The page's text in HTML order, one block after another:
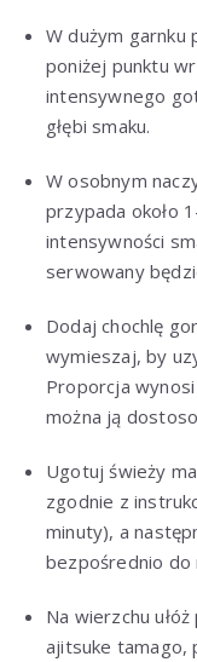
W dużym
poniżej punktu
intensywnego
głębi smaku.
W osobnym
przypada około
intensywności
serwowany
Dodaj chochlę
wymieszaj, by
Proporcja
można ją
Ugotuj świeży
zgodnie z
minuty), a
bezpośrednio do
Na wierzchu
ajitsuke tamago,